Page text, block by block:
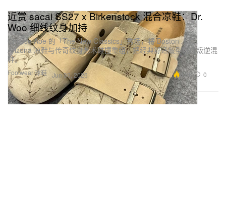
Footwear 球鞋
近赏 sacai SS27 x Birkenstock 混合凉鞋：Dr.
Woo 细线纹身加持
Chitose Abe 的「The New Classics」秀场，将 Boston 木屐、
Arizona 凉鞋与传奇纹身艺术碰撞重组，把经典舒适履型玩成叛逆混
种。
Jun 30, 2026 4.6K 0